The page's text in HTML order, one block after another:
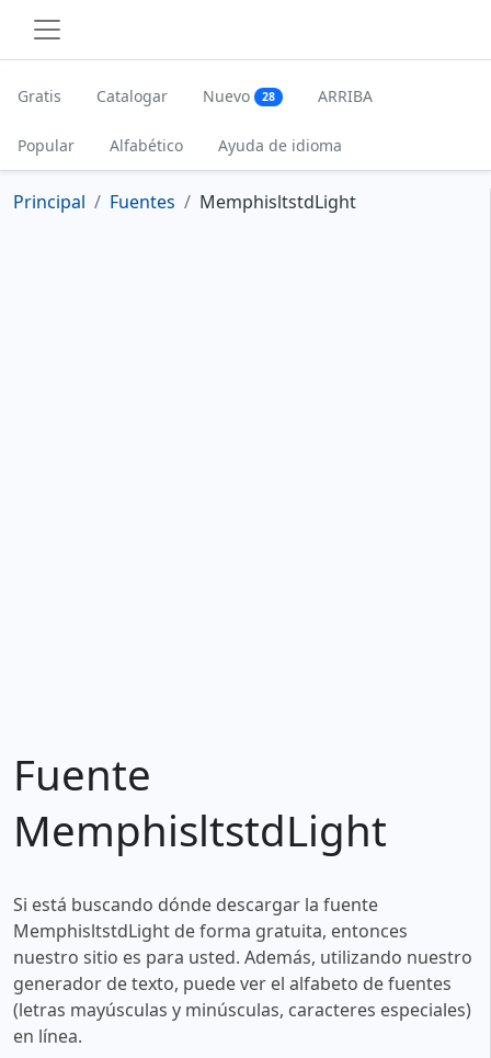
Gratis Catalogar Nuevo 28 ARRIBA
Popular Alfabético Ayuda de idioma
Principal Fuentes MemphisltstdLight
Fuente
MemphisltstdLight
Si está buscando dónde descargar la fuente
MemphisltstdLight de forma gratuita, entonces
nuestro sitio es para usted. Además, utilizando nuestro
generador de texto, puede ver el alfabeto de fuentes
(letras mayúsculas y minúsculas, caracteres especiales)
en línea.